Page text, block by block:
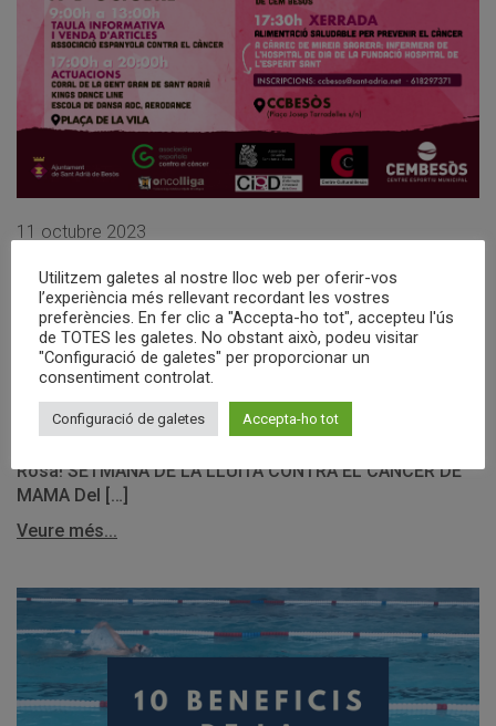
11 octubre 2023
LLUITA CONTRA EL
CÀNCER DE MAMA
Un any més, el CEM Besòs, col·labora amb les entitats
del barri del Besòs als actes de la lluita contra el càncer
de mama. Es realitzaran activitats al CEM Besòs, al
Rosa! SETMANA DE LA LLUITA CONTRA EL CÀNCER DE
MAMA Del […]
Veure més...
Utilitzem galetes al nostre lloc web per oferir-vos
l’experiència més rellevant recordant les vostres
preferències. En fer clic a "Accepta-ho tot", accepteu l'ús
de TOTES les galetes. No obstant això, podeu visitar
"Configuració de galetes" per proporcionar un
consentiment controlat.
Configuració de galetes Accepta-ho tot